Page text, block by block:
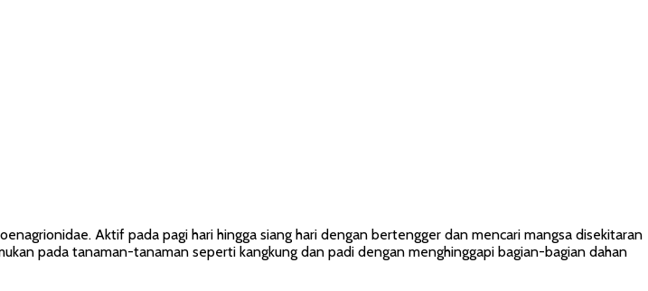
Aktif pada pagi hari hingga siang hari dengan bertengger dan mencari mangsa disekitaran
pada tanaman-tanaman seperti kangkung dan padi dengan menghinggapi bagian-bagian dahan